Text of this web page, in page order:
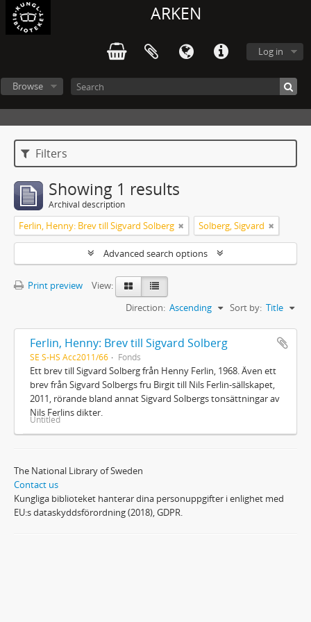
ARKEN
Log in
Browse
Filters
Showing 1 results
Archival description
Ferlin, Henny: Brev till Sigvard Solberg Solberg, Sigvard
Advanced search options
Print preview
View:
Sort by: Title
Direction: Ascending
Ferlin, Henny: Brev till Sigvard Solberg
SE S-HS Acc2011/66 Fonds
Ett brev till Sigvard Solberg från Henny Ferlin, 1968. Även ett
brev från Sigvard Solbergs fru Birgit till Nils Ferlin-sällskapet,
2011, rörande bland annat Sigvard Solbergs tonsättningar av
Nils Ferlins dikter.
Untitled
The National Library of Sweden
Contact us
Kungliga biblioteket hanterar dina personuppgifter i enlighet med
EU:s dataskyddsförordning (2018), GDPR.